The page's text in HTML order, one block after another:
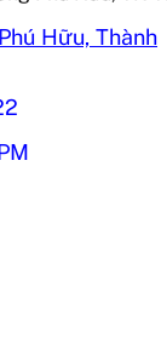
Hữu, Thành